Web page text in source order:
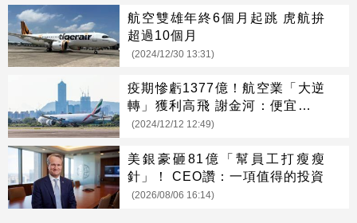
航空雙雄年終6個月起跳 虎航拚
超過10個月
(2024/12/30 13:31)
疫期慘虧1377億！航空業「大逆
轉」獲利高飛 謝金河：便宜機票
回不來了
(2024/12/12 12:49)
美銀豪砸81億「幫員工打瘦瘦
針」！ CEO讚：一項值得的投資
(2026/08/06 16:14)